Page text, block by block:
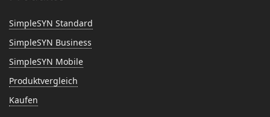
SimpleSYN Standard
SimpleSYN Business
SimpleSYN Mobile
Produktvergleich
Kaufen